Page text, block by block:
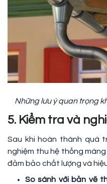
Những lưu ý quan trọng
5. Kiểm tra và
Sau khi hoàn thành quá
nghiệm thu hệ thống
đảm bảo chất lượng và
So sánh với bản vẽ